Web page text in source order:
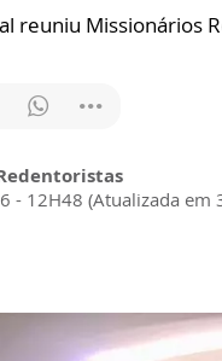
reuniu Missionários
- 12H48 (Atualizada em